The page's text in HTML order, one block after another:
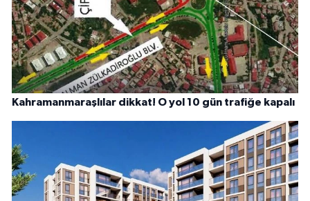
Kahramanmaraşlılar dikkat! O yol 10 gün trafiğe kapalı